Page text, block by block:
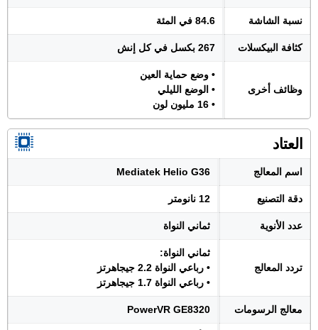
نسبة الشاشة 84.6 في المئة
كثافة البيكسلات 267 بكسل في كل إنش
وظائف أخرى
• وضع حماية العين
• الوضع الليلي
• 16 مليون لون
العتاد
اسم المعالج Mediatek Helio G36
دقة التصنيع 12 نانومتر
عدد الأنوية ثماني النواة
تردد المعالج
ثماني النواة:
• رباعي النواة 2.2 جيجاهرتز
• رباعي النواة 1.7 جيجاهرتز
معالج الرسومات PowerVR GE8320